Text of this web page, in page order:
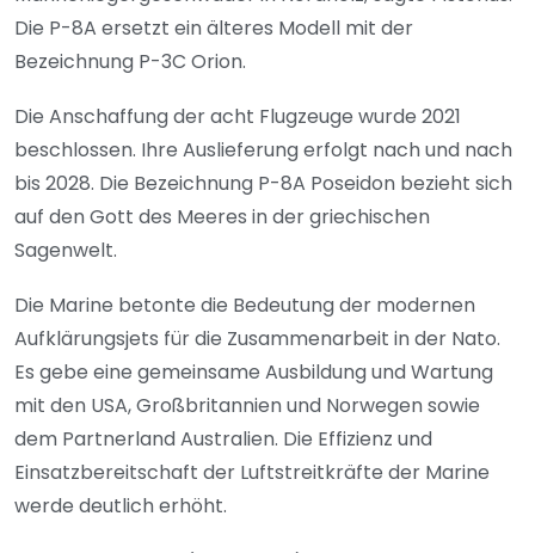
Die P-8A ersetzt ein älteres Modell mit der
Bezeichnung P-3C Orion.
Die Anschaffung der acht Flugzeuge wurde 2021
beschlossen. Ihre Auslieferung erfolgt nach und nach
bis 2028. Die Bezeichnung P-8A Poseidon bezieht sich
auf den Gott des Meeres in der griechischen
Sagenwelt.
Die Marine betonte die Bedeutung der modernen
Aufklärungsjets für die Zusammenarbeit in der Nato.
Es gebe eine gemeinsame Ausbildung und Wartung
mit den USA, Großbritannien und Norwegen sowie
dem Partnerland Australien. Die Effizienz und
Einsatzbereitschaft der Luftstreitkräfte der Marine
werde deutlich erhöht.